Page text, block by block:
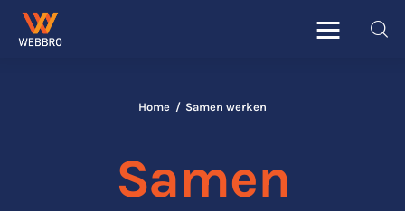
Samen
Home Samen werken
Online marketing